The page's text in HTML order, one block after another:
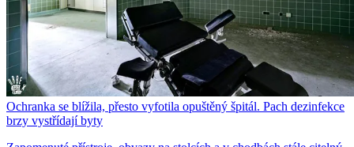
Ochranka se blížila, přesto vyfotila opuštěný špitál. Pach dezinfekce
brzy vystřídají byty